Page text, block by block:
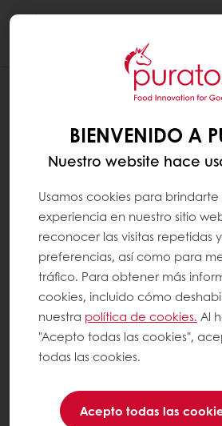
BIENVENIDO A
Nuestro website hace
Usamos cookies para
experiencia en nuestro sitio
reconocer las visitas repetidas
preferencias, así como para
tráfico. Para obtener más
cookies, incluido cómo
nuestra política de cookies. Al
"Acepto todas las cookies",
todas las cookies.
Acepto todas las